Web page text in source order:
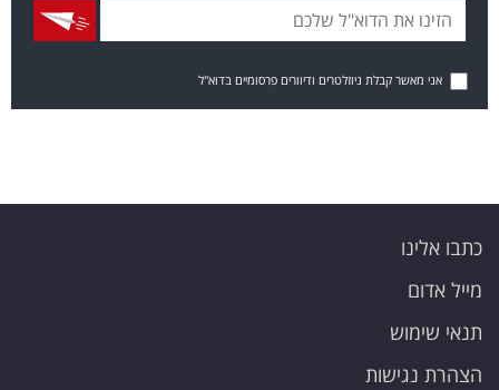
אני מאשר קבלת ניוזלטרים ודיוורים פרסומיים בדוא"ל
כתבו אלינו
מייל אדום
תנאי שימוש
הצהרת נגישות